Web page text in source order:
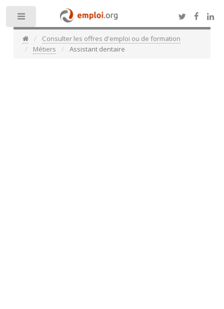
Consulter les offres d'emploi ou de formation
Métiers
Assistant dentaire
Toggle